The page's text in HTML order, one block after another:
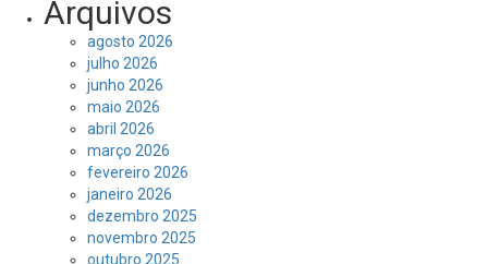
Arquivos
agosto 2026
julho 2026
junho 2026
maio 2026
abril 2026
março 2026
fevereiro 2026
janeiro 2026
dezembro 2025
novembro 2025
outubro 2025